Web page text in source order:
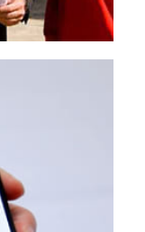
à
répond
nos
et nos kits
ainsi la